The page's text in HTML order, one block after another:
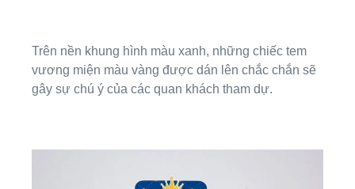
Trên nền khung hình màu xanh, những chiếc tem
vương miện màu vàng được dán lên chắc chắn sẽ
gây sự chú ý của các quan khách tham dự.